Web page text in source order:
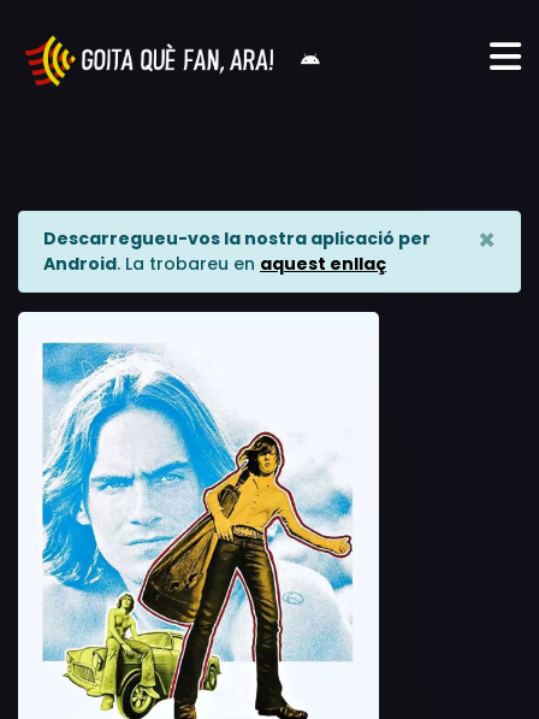
Descarregueu-vos la nostra aplicació per
Android. La trobareu en aquest enllaç
×